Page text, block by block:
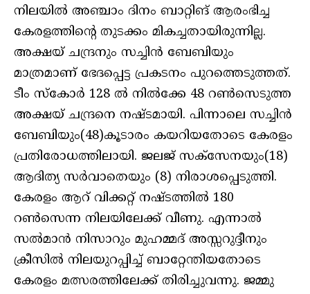
നിലയില്‍ അഞ്ചാം ദിനം ബാറ്റിങ് ആരംഭിച്ച
കേരളത്തിന്റെ തുടക്കം മികച്ചതായിരുന്നില്ല.
അക്ഷയ് ചന്ദ്രനും സച്ചിന്‍ ബേബിയും
മാത്രമാണ് ഭേദപ്പെട്ട പ്രകടനം പുറത്തെടുത്തത്.
ടീം സ്‌കോര്‍ 128 ല്‍ നില്‍ക്കേ 48 റണ്‍സെടുത്ത
അക്ഷയ് ചന്ദ്രനെ നഷ്ടമായി. പിന്നാലെ സച്ചിന്‍
ബേബിയും(48)കൂടാരം കയറിയതോടെ കേരളം
പ്രതിരോധത്തിലായി. ജലജ് സക്സേനയും(18)
ആദിത്യ സര്‍വാതെയും (8) നിരാശപ്പെടുത്തി.
കേരളം ആറ് വിക്കറ്റ് നഷ്ടത്തില്‍ 180
റണ്‍സെന്ന നിലയിലേക്ക് വീണു. എന്നാല്‍
സല്‍മാന്‍ നിസാറും മുഹമ്മദ് അസ്സറുദ്ദീനും
ക്രീസില്‍ നിലയുറപ്പിച്ച് ബാറ്റേന്തിയതോടെ
കേരളം മത്സരത്തിലേക്ക് തിരിച്ചുവന്നു. ജമ്മു